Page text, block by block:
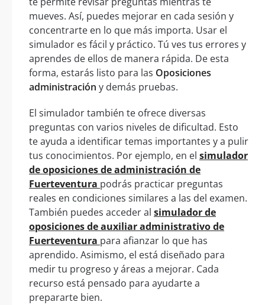
mueves. Así, puedes mejorar en cada sesión y
concentrarte en lo que más importa. Usar el
simulador es fácil y práctico. Tú ves tus errores y
aprendes de ellos de manera rápida. De esta
forma, estarás listo para las Oposiciones
administración y demás pruebas.
El simulador también te ofrece diversas
preguntas con varios niveles de dificultad. Esto
te ayuda a identificar temas importantes y a pulir
tus conocimientos. Por ejemplo, en el simulador
de oposiciones de administración de
Fuerteventura podrás practicar preguntas
reales en condiciones similares a las del examen.
También puedes acceder al simulador de
oposiciones de auxiliar administrativo de
Fuerteventura para afianzar lo que has
aprendido. Asimismo, el está diseñado para
medir tu progreso y áreas a mejorar. Cada
recurso está pensado para ayudarte a
prepararte bien.